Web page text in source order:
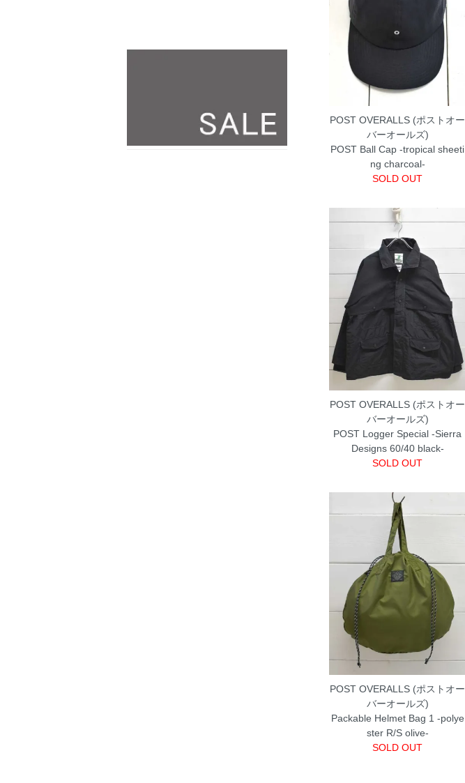
POST OVERALLS (ポストオー
バーオールズ)
POST Ball Cap -tropical sheeti
ng charcoal-
SOLD OUT
POST OVERALLS (ポストオー
バーオールズ)
POST Logger Special -Sierra
Designs 60/40 black-
SOLD OUT
POST OVERALLS (ポストオー
バーオールズ)
Packable Helmet Bag 1 -polye
ster R/S olive-
SOLD OUT